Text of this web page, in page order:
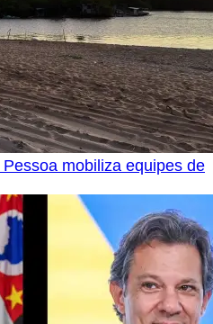
mobiliza equipes de